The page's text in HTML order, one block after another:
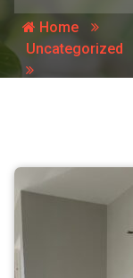
Home
Uncategorized